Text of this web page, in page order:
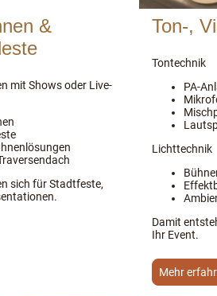
&
mit Shows oder Live-
sich für Stadtfeste,
Ton-,
Tontechnik
PA-
Lichttechnik
Damit
Ihr Event.
Mehr